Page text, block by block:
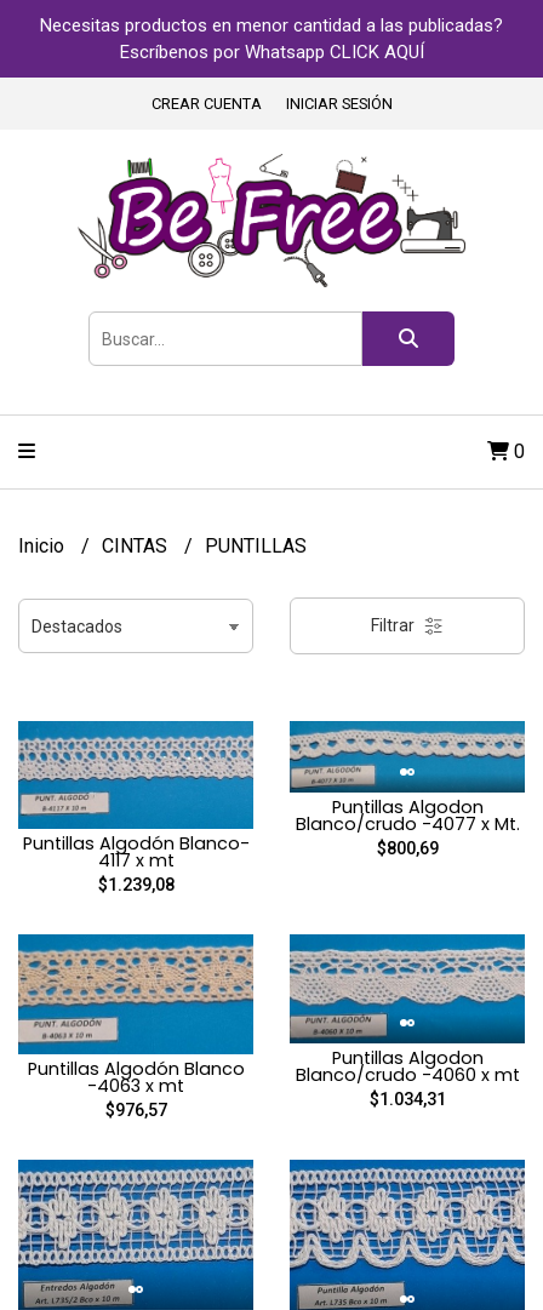
Necesitas productos en menor cantidad a las publicadas?
Escríbenos por Whatsapp CLICK AQUÍ
CREAR CUENTA INICIAR SESIÓN
0
Inicio CINTAS PUNTILLAS
Filtrar
Puntillas Algodón Blanco-
4117 x mt
$1.239,08
Puntillas Algodon
Blanco/crudo -4077 x Mt.
$800,69
Puntillas Algodón Blanco
-4063 x mt
$976,57
Puntillas Algodon
Blanco/crudo -4060 x mt
$1.034,31